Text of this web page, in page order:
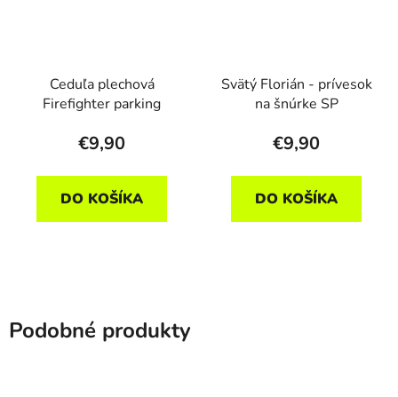
Ceduľa plechová
Firefighter parking
€9,90
DO KOŠÍKA
Svätý Florián - prívesok
na šnúrke SP
€9,90
DO KOŠÍKA
Podobné produkty